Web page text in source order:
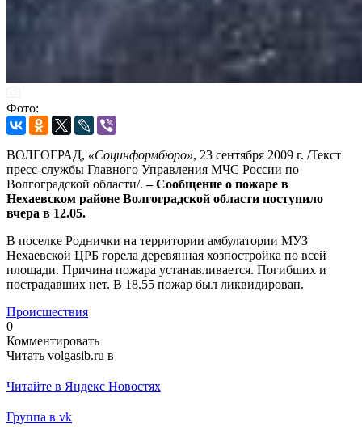
Фото:
ВОЛГОГРАД, «Социнформбюро», 23 сентября 2009 г. /Текст
пресс-службы Главного Управления МЧС России по
Волгоградской области/. – Сообщение о пожаре в
Нехаевском районе Волгоградской области поступило
вчера в 12.05.
В поселке Роднички на территории амбулатории МУЗ
Нехаевской ЦРБ горела деревянная хозпостройка по всей
площади. Причина пожара устанавливается. Погибших и
пострадавших нет. В 18.55 пожар был ликвидирован.
Происшествия
0
Комментировать
Читать volgasib.ru в
Читайте в Яндекс Новостях
Группа в vk